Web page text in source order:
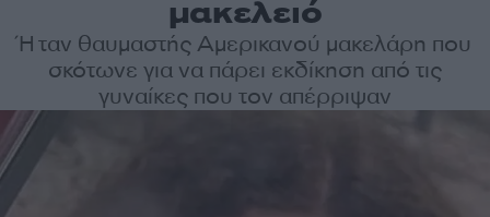
μακελειό
Ήταν θαυμαστής Αμερικανού μακελάρη που
σκότωνε για να πάρει εκδίκηση από τις
γυναίκες που τον απέρριψαν